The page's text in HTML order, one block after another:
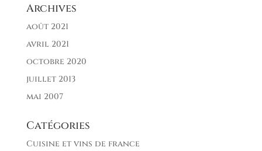
Archives
août 2021
avril 2021
octobre 2020
juillet 2013
mai 2007
Catégories
Cuisine et vins de france